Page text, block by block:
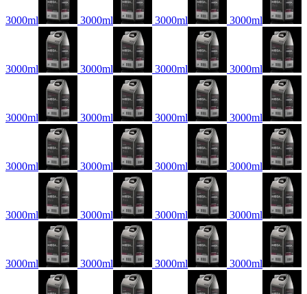
3000ml 3000ml 3000ml 3000ml
3000ml 3000ml 3000ml 3000ml
3000ml 3000ml 3000ml 3000ml
3000ml 3000ml 3000ml 3000ml
3000ml 3000ml 3000ml 3000ml
3000ml 3000ml 3000ml 3000ml